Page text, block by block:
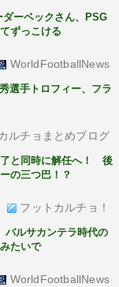
ーベックさん、PSG
ずっこける
WorldFootballNews
選手トロフィー、フラ
ルチョまとめブログ
了と同時に解任へ！ 後
の三つ巴！？
フットカルチョ！
ルサカンテラ時代の
たいで
WorldFootballNews